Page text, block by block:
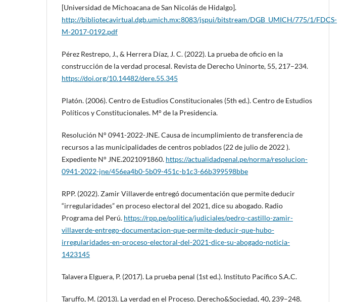
[Universidad de Michoacana de San Nicolás de Hidalgo].
http://bibliotecavirtual.dgb.umich.mx:8083/jspui/bitstream/DGB_UMICH/775/1/FDCS-
M-2017-0192.pdf
Pérez Restrepo, J., & Herrera Díaz, J. C. (2022). La prueba de oficio en la
construcción de la verdad procesal. Revista de Derecho Uninorte, 55, 217–234.
https://doi.org/10.14482/dere.55.345
Platón. (2006). Centro de Estudios Constitucionales (5th ed.). Centro de Estudios
Políticos y Constitucionales. M° de la Presidencia.
Resolución N° 0941-2022-JNE. Causa de incumplimiento de transferencia de
recursos a las municipalidades de centros poblados (22 de julio de 2022 ).
Expediente N° JNE.2021091860. https://actualidadpenal.pe/norma/resolucion-
0941-2022-jne/456ea4b0-5b09-451c-b1c3-66b399598bbe
RPP. (2022). Zamir Villaverde entregó documentación que permite deducir
“irregularidades” en proceso electoral del 2021, dice su abogado. Radio
Programa del Perú. https://rpp.pe/politica/judiciales/pedro-castillo-zamir-
villaverde-entrego-documentacion-que-permite-deducir-que-hubo-
irregularidades-en-proceso-electoral-del-2021-dice-su-abogado-noticia-
1423145
Talavera Elguera, P. (2017). La prueba penal (1st ed.). Instituto Pacífico S.A.C.
Taruffo, M. (2013). La verdad en el Proceso. Derecho&Sociedad, 40, 239–248.